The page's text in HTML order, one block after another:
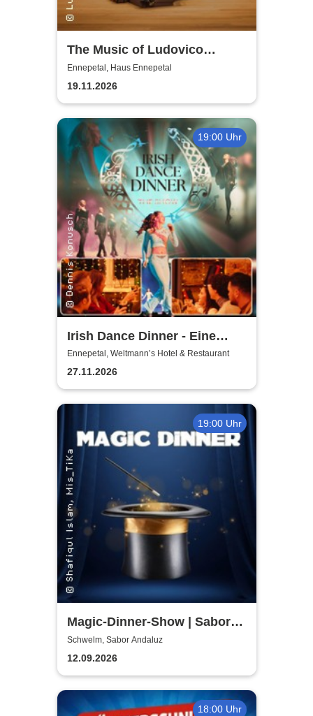
The Music of Ludovico
Einaudi: Tribute-
Klavierkonzert - Ludovico
Einaudi Tribute bei
Kerzenschein
Ennepetal, Haus Ennepetal
19.11.2026
19:00 Uhr
Irish Dance Dinner - Eine
Around Irish Dance Show
Ennepetal, Weltmann’s Hotel & Restaurant
27.11.2026
19:00 Uhr
Magic-Dinner-Show | Sabor
Andaluz
Schwelm, Sabor Andaluz
12.09.2026
18:00 Uhr